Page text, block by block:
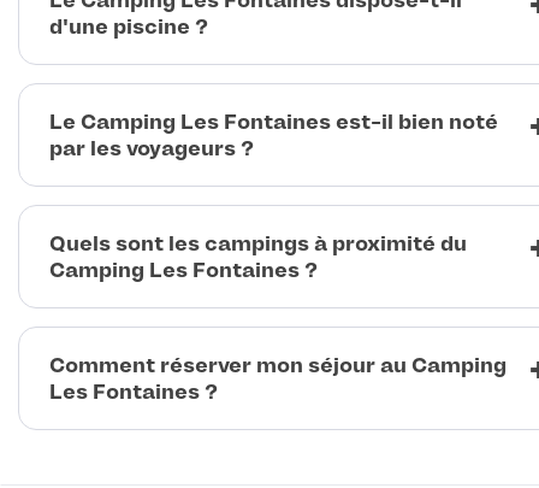
d'une piscine ?
Le Camping Les Fontaines est-il bien noté
par les voyageurs ?
Quels sont les campings à proximité du
Camping Les Fontaines ?
Comment réserver mon séjour au Camping
Les Fontaines ?